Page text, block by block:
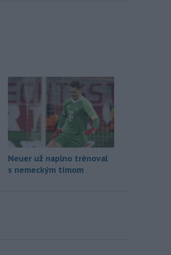
Neuer už naplno trénoval
s nemeckým tímom